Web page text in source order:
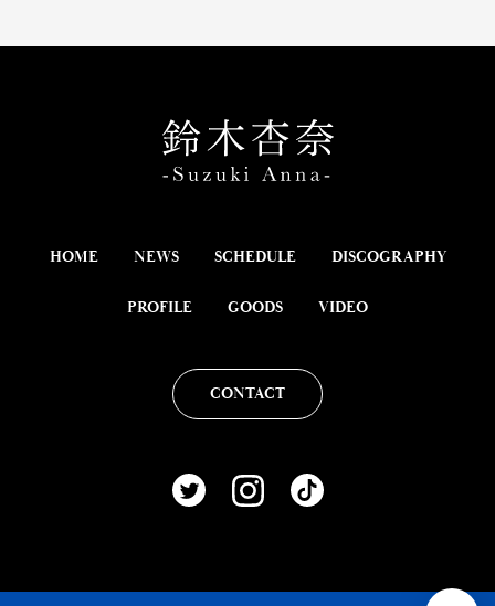
HOME NEWS SCHEDULE DISCOGRAPHY
PROFILE GOODS VIDEO
CONTACT